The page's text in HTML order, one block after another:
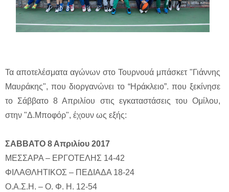
Τα αποτελέσματα αγώνων στο Τουρνουά μπάσκετ "Γιάννης
Μαυράκης", που διοργανώνει το “Ηράκλειο”. που ξεκίνησε
το Σάββατο 8 Απριλίου στις εγκαταστάσεις του Ομίλου,
στην "Δ.Μποφόρ", έχουν ως εξής:
ΣΑΒΒΑΤΟ 8 Απριλίου 2017
ΜΕΣΣΑΡΑ – ΕΡΓΟΤΕΛΗΣ 14-42
ΦΙΛΑΘΛΗΤΙΚΟΣ – ΠΕΔΙΑΔΑ 18-24
Ο.Α.Σ.Η. – Ο. Φ. Η. 12-54